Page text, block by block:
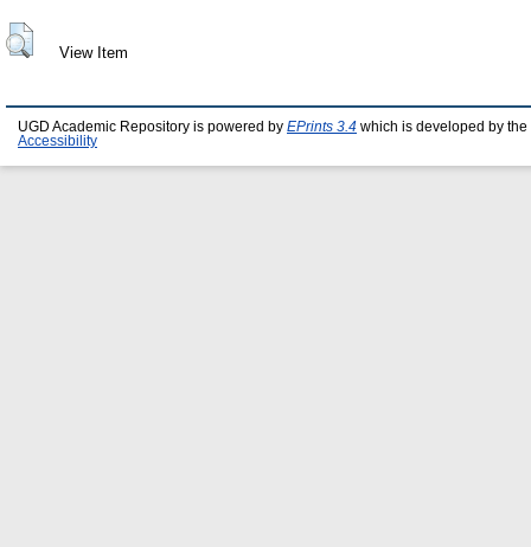
View Item
UGD Academic Repository is powered by EPrints 3.4 which is developed by the
Accessibility